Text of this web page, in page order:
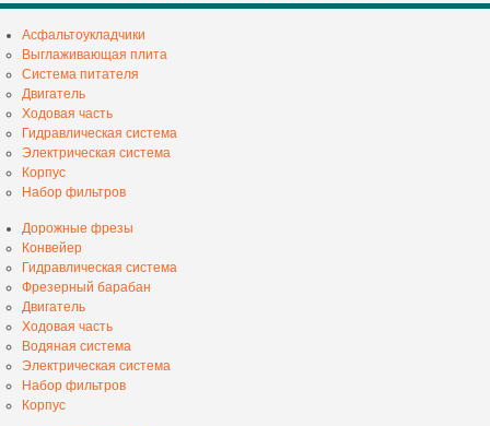
Асфальтоукладчики
Выглаживающая плита
Система питателя
Двигатель
Ходовая часть
Гидравлическая система
Электрическая система
Корпус
Набор фильтров
Дорожные фрезы
Конвейер
Гидравлическая система
Фрезерный барабан
Двигатель
Ходовая часть
Водяная система
Электрическая система
Набор фильтров
Корпус